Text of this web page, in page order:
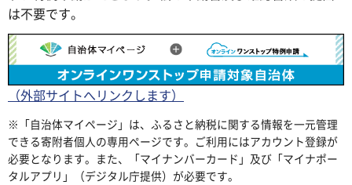
は不要です。
（外部サイトへリンクします）
※「自治体マイページ」は、ふるさと納税に関する情報を一元管理
できる寄附者個人の専用ページです。ご利用にはアカウント登録が
必要となります。また、「マイナンバーカード」及び「マイナポー
タルアプリ」（デジタル庁提供）が必要です。